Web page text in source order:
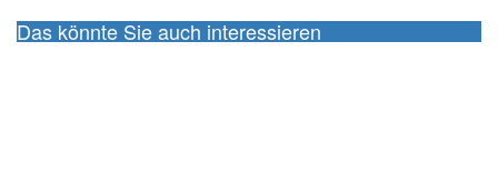
Das könnte Sie auch interessieren